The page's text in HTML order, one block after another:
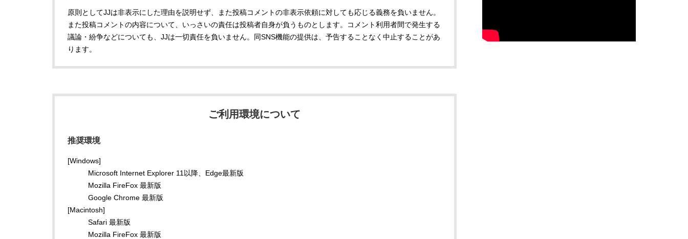
原則としてJJは非表示にした理由を説明せず、また投稿コメントの非表示依頼に対しても応じる義務を負いません。
また投稿コメントの内容について、いっさいの責任は投稿者自身が負うものとします。コメント利用者間で発生する
議論・紛争などについても、JJは一切責任を負いません。同SNS機能の提供は、予告することなく中止することがあ
ります。
ご利用環境について
推奨環境
[Windows]
Microsoft Internet Explorer 11以降、Edge最新版
Mozilla FireFox 最新版
Google Chrome 最新版
[Macintosh]
Safari 最新版
Mozilla FireFox 最新版